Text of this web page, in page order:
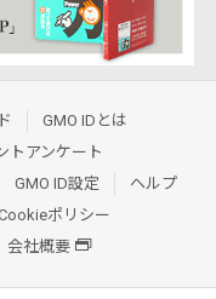
GMO IDとは
トアンケート
GMO ID設定
ヘルプ
ポリシー
会社概要